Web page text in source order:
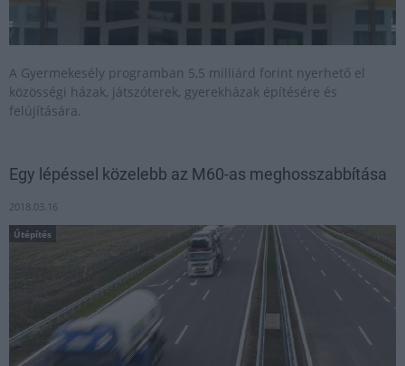
A Gyermekesély programban 5,5 milliárd forint nyerhető el
közösségi házak, játszóterek, gyerekházak építésére és
felújítására.
Egy lépéssel közelebb az M60-as meghosszabbítása
2018.03.16
Útépítés